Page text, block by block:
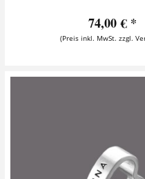
74,00 € *
(Preis inkl. MwSt. zzgl.